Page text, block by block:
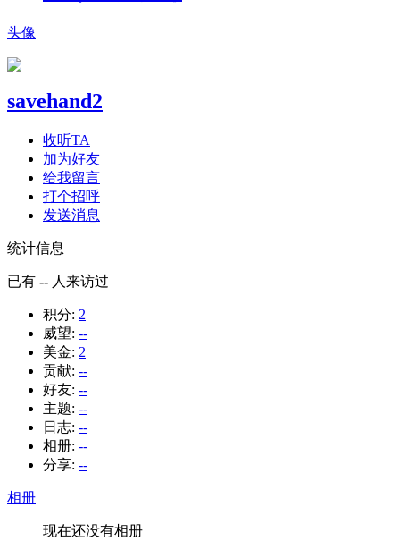
头像
savehand2
收听TA
加为好友
给我留言
打个招呼
发送消息
统计信息
已有 -- 人来访过
积分: 2
威望: --
美金: 2
贡献: --
好友: --
主题: --
日志: --
相册: --
分享: --
相册
现在还没有相册